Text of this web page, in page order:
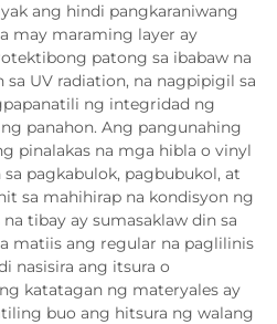
ang hindi pangkaraniwang
may maraming layer ay
patong sa ibabaw na
UV radiation, na nagpipigil sa
ng integridad ng
panahon. Ang pangunahing
pinalakas na mga hibla o vinyl
pagkabulok, pagbubukol, at
sa mahihirap na kondisyon ng
tibay ay sumasaklaw din sa
matiis ang regular na paglilinis
nasisira ang itsura o
katatagan ng materyales ay
buo ang hitsura ng walang